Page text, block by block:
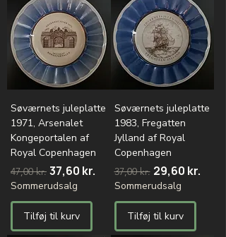
Søværnets juleplatte
1971, Arsenalet
Kongeportalen af
Royal Copenhagen
Regulær pris
47,00 kr. Salgspris
37,60 kr.
Sommerudsalg
Tilføj til kurv
Søværnets juleplatte
1983, Fregatten
Jylland af Royal
Copenhagen
Regulær pris
37,00 kr. Salgspris
29,60 kr.
Sommerudsalg
Tilføj til kurv